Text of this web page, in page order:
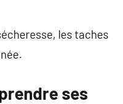
les taches
ses